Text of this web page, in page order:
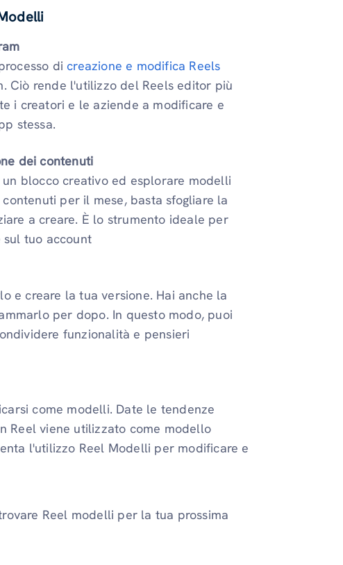
di creazione e modifica Reels
Ciò rende l'utilizzo del Reels editor più
i creatori e le aziende a modificare e
stessa.
dei contenuti
blocco creativo ed esplorare modelli
per il mese, basta sfogliare la
a creare. È lo strumento ideale per
tuo account
e creare la tua versione. Hai anche la
per dopo. In questo modo, puoi
funzionalità e pensieri
come modelli. Date le tendenze
Reel viene utilizzato come modello
l'utilizzo Reel Modelli per modificare e
Reel modelli per la tua prossima